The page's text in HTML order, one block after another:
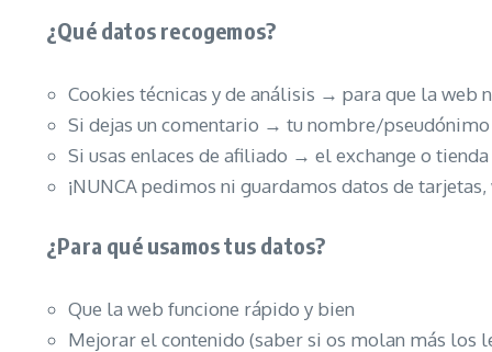
¿Qué datos recogemos?
Cookies técnicas y de análisis → para que la web
Si dejas un comentario → tu nombre/pseudónimo
Si usas enlaces de afiliado → el exchange o
¡NUNCA pedimos ni guardamos datos de
¿Para qué usamos tus datos?
Que la web funcione rápido y bien
Mejorar el contenido (saber si os molan más los